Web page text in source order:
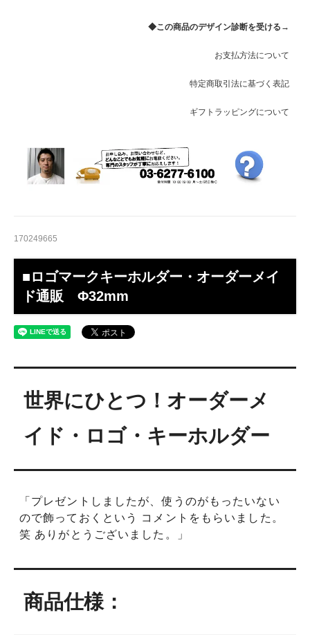
◆この商品のデザイン診断を受ける→
お支払方法について
特定商取引法に基づく表記
ギフトラッピングについて
170249665
■ロゴマークキーホルダー・オーダーメイ
ド通販 Φ32mm
世界にひとつ！オーダーメ
イド・ロゴ・キーホルダー
「プレゼントしましたが、使うのがもったいない
ので飾っておくという コメントをもらいました。
笑 ありがとうございました。」
商品仕様：